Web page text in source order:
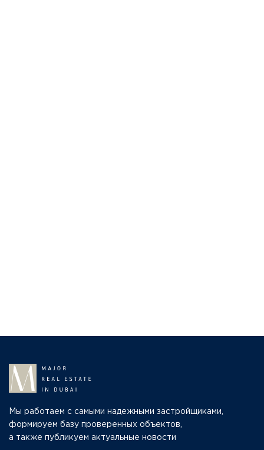
Мы работаем с самыми надежными застройщиками,
формируем базу проверенных объектов,
а также публикуем актуальные новости